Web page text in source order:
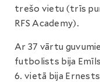
trešo vietu (trīs
RFS Academy).
Ar 37 vārtu
futbolists bija
6. vietā bija